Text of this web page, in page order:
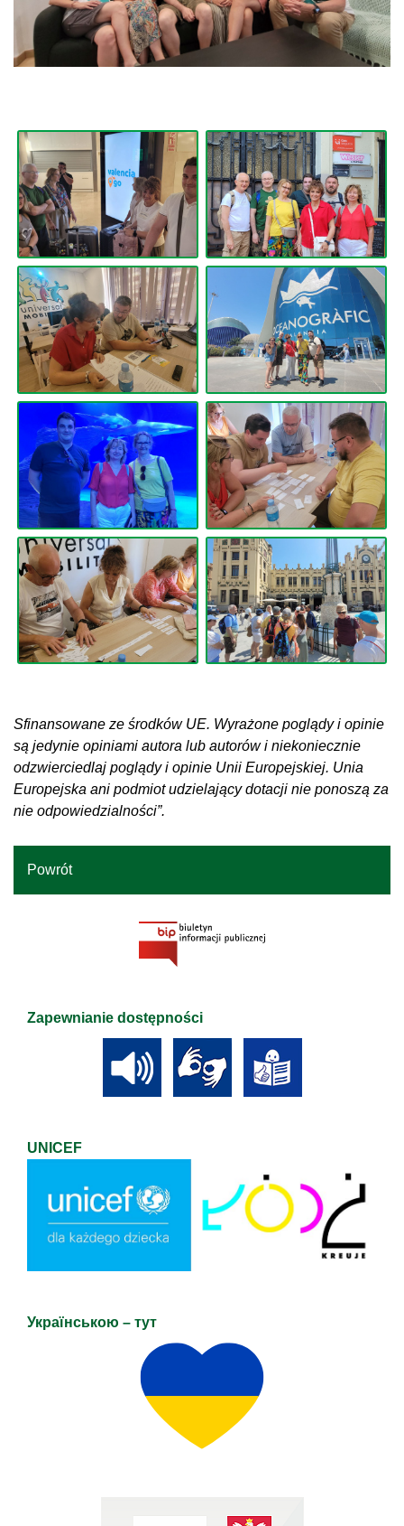
Sfinansowane ze środków UE. Wyrażone poglądy i opinie
są jedynie opiniami autora lub autorów i niekoniecznie
odzwierciedlaj poglądy i opinie Unii Europejskiej. Unia
Europejska ani podmiot udzielający dotacji nie ponoszą za
nie odpowiedzialności”.
Powrót
Zapewnianie dostępności
UNICEF
Українською – тут